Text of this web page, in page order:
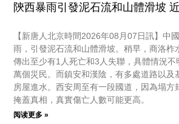
陝西暴雨引發泥石流和山體滑坡
【新唐人北京時間2026年08月07日訊】中
雨，引發泥石流和山體滑坡。稍早，商洛柞
傳出至少有1人死亡和3人失聯，具體情況不
萬個災民。而鎮安和漢陰，有多處道路以及
房屋進水。西安周至有一段國道，因為塌方
掩蓋真相，真實傷亡人數可能更高。
阅读更多 »